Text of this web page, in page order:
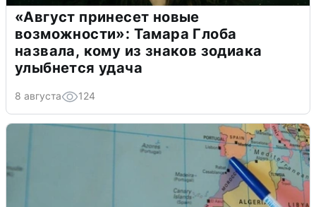
«Август принесет новые
возможности»: Тамара Глоба
назвала, кому из знаков зодиака
улыбнется удача
8 августа 124